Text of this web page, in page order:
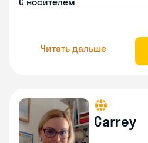
Читать дальше
Carrey